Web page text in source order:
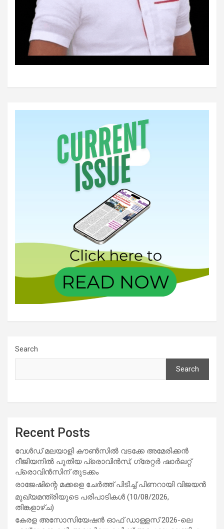
Search
Search
Recent Posts
വേൾഡ് മലയാളി കൗൺസിൽ വടക്കേ അമേരിക്കൻ
റീജിയനിൽ പുതിയ പ്രൊവിൻസ്; ഗ്രേറ്റർ ഷാർലറ്റ്
പ്രൊവിൻസിന് തുടക്കം
രാജേഷിന്റെ മക്കളെ ചേർത്ത് പിടിച്ച് പിണറായി വിജയൻ
മുഖ്യമന്ത്രിയുടെ പരിപാടികൾ (10/08/2026,
തിങ്കളാഴ്ച)
കേരള അസോസിയേഷൻ ഓഫ് ഡാള്ളസ് 2026-ലെ